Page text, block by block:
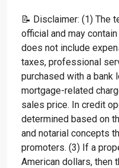
📝 Disclaimer: (1) The
official and may
does not include
taxes, professional
purchased with a bank
mortgage-related
sales price. In credit
determined based on
and notarial concepts
promoters. (3) If a
American dollars, then